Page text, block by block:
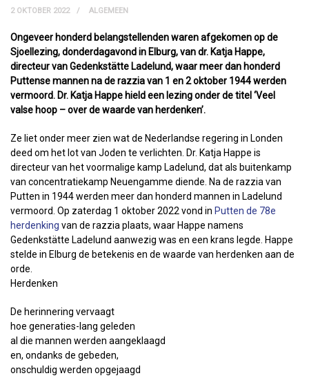
2 OKTOBER 2022 ALGEMEEN
Ongeveer honderd belangstellenden waren afgekomen op de
Sjoellezing, donderdagavond in Elburg, van dr. Katja Happe,
directeur van Gedenkstätte Ladelund, waar meer dan honderd
Puttense mannen na de razzia van 1 en 2 oktober 1944 werden
vermoord. Dr. Katja Happe hield een lezing onder de titel ‘Veel
valse hoop – over de waarde van herdenken’.
Ze liet onder meer zien wat de Nederlandse regering in Londen
deed om het lot van Joden te verlichten. Dr. Katja Happe is
directeur van het voormalige kamp Ladelund, dat als buitenkamp
van concentratiekamp Neuengamme diende. Na de razzia van
Putten in 1944 werden meer dan honderd mannen in Ladelund
vermoord. Op zaterdag 1 oktober 2022 vond in Putten de 78e
herdenking van de razzia plaats, waar Happe namens
Gedenkstätte Ladelund aanwezig was en een krans legde. Happe
stelde in Elburg de betekenis en de waarde van herdenken aan de
orde.
Herdenken
De herinnering vervaagt
hoe generaties-lang geleden
al die mannen werden aangeklaagd
en, ondanks de gebeden,
onschuldig werden opgejaagd